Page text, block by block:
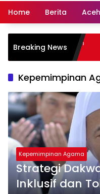
Home Berita Aceh
Breaking News
Kepemimpinan
Kepemimpinan Agama
Strategi
Inklusif dan